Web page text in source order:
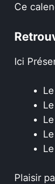
Ce
Ici
Plaisir